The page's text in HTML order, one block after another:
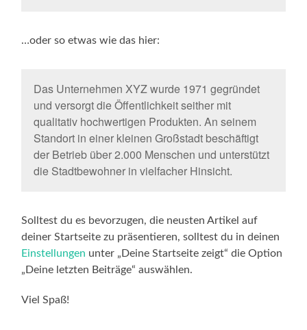
…oder so etwas wie das hier:
Das Unternehmen XYZ wurde 1971 gegründet
und versorgt die Öffentlichkeit seither mit
qualitativ hochwertigen Produkten. An seinem
Standort in einer kleinen Großstadt beschäftigt
der Betrieb über 2.000 Menschen und unterstützt
die Stadtbewohner in vielfacher Hinsicht.
Solltest du es bevorzugen, die neusten Artikel auf
deiner Startseite zu präsentieren, solltest du in deinen
Einstellungen unter „Deine Startseite zeigt“ die Option
„Deine letzten Beiträge“ auswählen.
Viel Spaß!